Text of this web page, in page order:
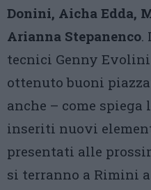
Donini, Aicha Edda,
Arianna Stepanenco.
tecnici Genny
ottenuto buoni
anche – come spiega
inseriti nuovi
presentati alle
si terranno a Rimini